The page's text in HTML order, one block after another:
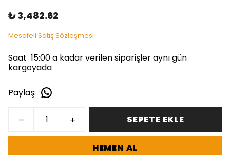
₺ 3,482.62
Mesafeli Satış Sözleşmesi
Saat 15:00 a kadar verilen siparişler aynı gün
kargoyada
Paylaş:
SEPETE EKLE
HEMEN AL